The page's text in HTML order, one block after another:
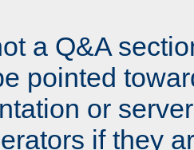
a Q&A
pointed
or
if they